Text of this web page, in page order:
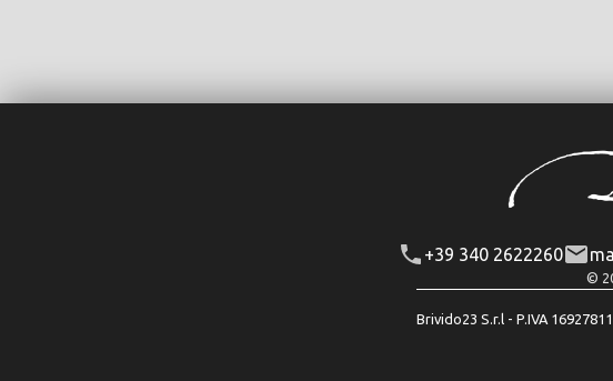
+39 340 2622260
©
Brivido23 S.r.l - P.IVA